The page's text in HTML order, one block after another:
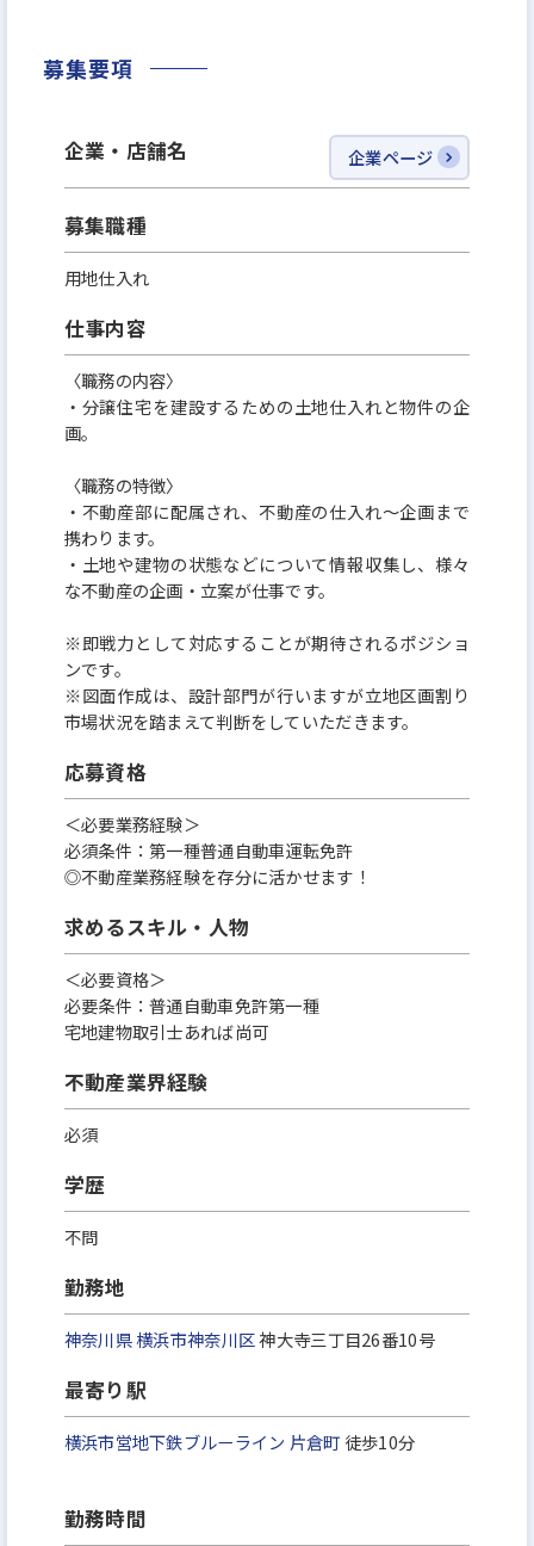
募集要項
企業・店舗名 企業ページ
募集職種
用地仕入れ
仕事内容
〈職務の内容〉
・分譲住宅を建設するための土地仕入れと物件の企
画。
〈職務の特徴〉
・不動産部に配属され、不動産の仕入れ〜企画まで
携わります。
・土地や建物の状態などについて情報収集し、様々
な不動産の企画・立案が仕事です。
※即戦力として対応することが期待されるポジショ
ンです。
※図面作成は、設計部門が行いますが立地区画割り
市場状況を踏まえて判断をしていただきます。
応募資格
＜必要業務経験＞
必須条件：第一種普通自動車運転免許
◎不動産業務経験を存分に活かせます！
求めるスキル・人物
＜必要資格＞
必要条件：普通自動車免許第一種
宅地建物取引士あれば尚可
不動産業界経験
必須
学歴
不問
勤務地
神奈川県横浜市神奈川区神大寺三丁目26番10号
最寄り駅
横浜市営地下鉄ブルーライン 片倉町 徒歩10分
勤務時間